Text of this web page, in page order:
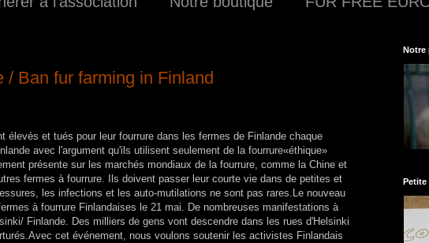
/ Ban fur farming in Finland
et tués pour leur fourrure dans les fermes de Finlande chaque
avec l'argument qu'ils utilisent seulement de la fourrure«éthique»
présente sur les marchés mondiaux de la fourrure, comme la Chine et
fermes à fourrure.
Ils doivent passer leur courte vie dans de petites et
les infections et les auto-mutilations ne sont pas rares.Le nouveau
à fourrure Finlandaises le 21 mai. De nombreuses manifestations à
Finlande. Des milliers de gens vont descendre dans les rues d'Helsinki
Avec cet événement, nous voulons soutenir les activistes Finlandais
Notre